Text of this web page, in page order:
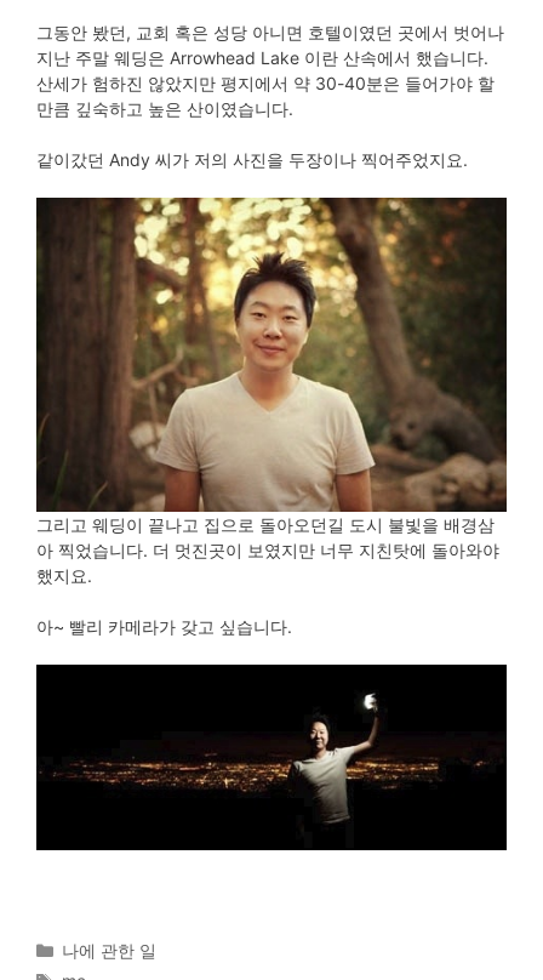
그동안 봤던, 교회 혹은 성당 아니면 호텔이였던 곳에서 벗어나
지난 주말 웨딩은 Arrowhead Lake 이란 산속에서 했습니다.
산세가 험하진 않았지만 평지에서 약 30-40분은 들어가야 할
만큼 깊숙하고 높은 산이였습니다.
같이갔던 Andy 씨가 저의 사진을 두장이나 찍어주었지요.
그리고 웨딩이 끝나고 집으로 돌아오던길 도시 불빛을 배경삼
아 찍었습니다. 더 멋진곳이 보였지만 너무 지친탓에 돌아와야
했지요.
아~ 빨리 카메라가 갖고 싶습니다.
Categories
나에 관한 일